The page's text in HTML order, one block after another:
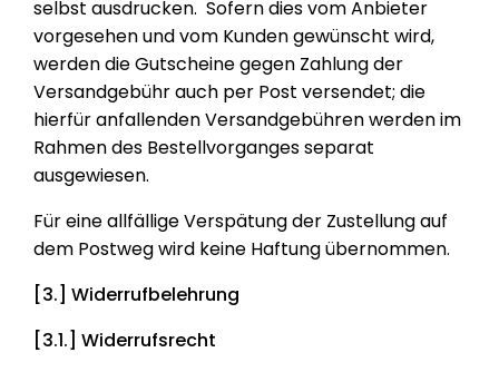
selbst ausdrucken. Sofern dies vom Anbieter
vorgesehen und vom Kunden gewünscht wird,
werden die Gutscheine gegen Zahlung der
Versandgebühr auch per Post versendet; die
hierfür anfallenden Versandgebühren werden im
Rahmen des Bestellvorganges separat
ausgewiesen.
Für eine allfällige Verspätung der Zustellung auf
dem Postweg wird keine Haftung übernommen.
[3.] Widerrufbelehrung
[3.1.] Widerrufsrecht